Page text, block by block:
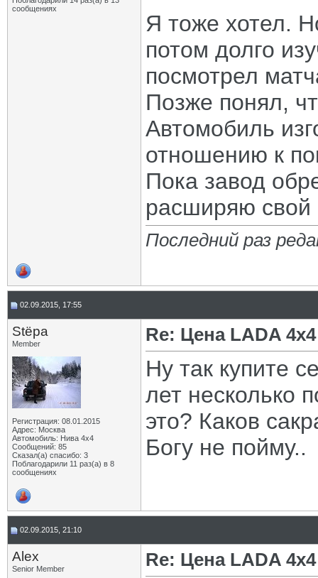
сообщениях
Я тоже хотел.
потом долго
посмотрел
Позже понял,
Автомобиль
отношению к
Пока завод
расширяю свой
Последний раз
02.09.2015, 17:55
Stёpa
Member
Регистрация: 08.01.2015
Адрес: Москва
Автомобиль: Нива 4х4
Сообщений: 85
Сказал(а) спасибо: 3
Поблагодарили 11 раз(а) в 8
сообщениях
Re: Цена LADA
Ну так купите
лет несколько
это? Каков
Богу не пойму..
02.09.2015, 21:10
Alex
Senior Member
Re: Цена LADA